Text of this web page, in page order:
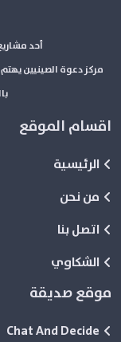
أحد
مركز دعوة الصينيين
اقسام الموقع
الرئيسية
من نحن
اتصل بنا
الشكاوي
موقع صديقة
Chat And Decide